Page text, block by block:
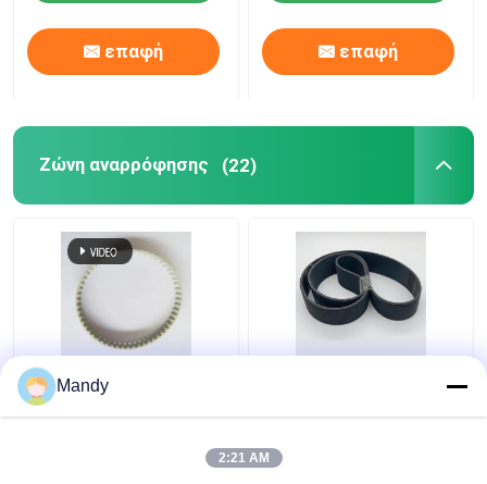
επαφή επαφή
Ζώνη αναρρόφησης (22)
Ελαφρώς κίτρινη
εισαγόμενη ζώνη
Μαύρη ζώνη V-Ribbed
για μηχανή
εκτύπωσης GTO52
Mandy
2:21 AM